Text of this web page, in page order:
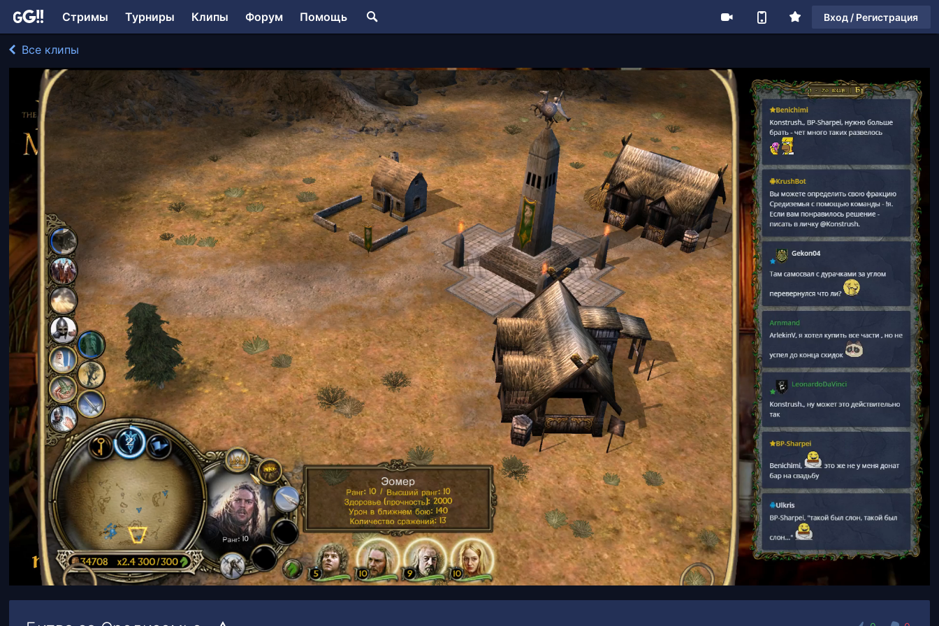
Стримы Турниры Клипы Форум Помощь Вход / Регистрация
Все клипы
Konstrush. играл в The Lord of the Rings: The Battle for Middle-earth
171 просмотр
00:17/00:30